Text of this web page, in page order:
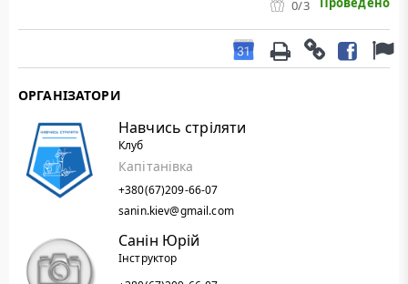
0/3
ОРГАНІЗАТОРИ
Навчись стріляти
Клуб
Капітанівка
+380(67)209-66-07
sanin.kiev@gmail.com
Санін Юрій
Інструктор